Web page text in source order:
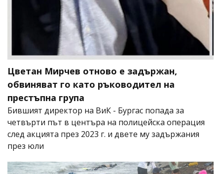
Цветан Мирчев отново е задържан,
обвиняват го като ръководител на
престъпна група
Бившият директор на ВиК - Бургас попада за
четвърти път в центъра на полицейска операция
след акцията през 2023 г. и двете му задържания
през юли